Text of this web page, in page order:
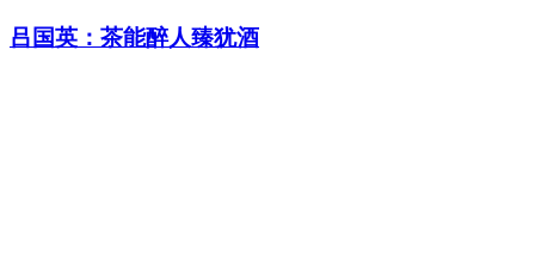
吕国英：茶能醉人臻犹酒